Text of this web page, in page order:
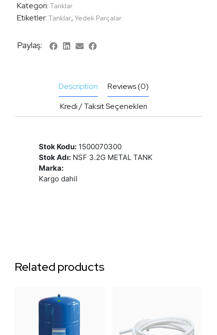
Kategori: Tanklar
Etiketler: Tanklar, Yedek Parçalar
Paylaş:
Description
Reviews (0)
Kredi / Taksit Seçenekleri
Stok Kodu: 1500070300
Stok Adı: NSF 3.2G METAL TANK
Marka:
Kargo dahil
Related products